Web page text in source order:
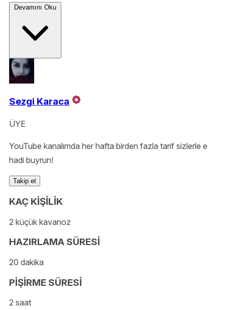
Devamını Oku
Sezgi Karaca
ÜYE
YouTube kanalımda her hafta birden fazla tarif sizlerle e
hadi buyrun!
Takip et
KAÇ KİŞİLİK
2 küçük kavanoz
HAZIRLAMA SÜRESİ
20 dakika
PİŞİRME SÜRESİ
2 saat